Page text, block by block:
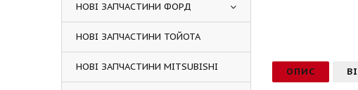
ОПИС
НОВІ ЗАПЧАСТИНИ ФОРД
НОВІ ЗАПЧАСТИНИ ТОЙОТА
НОВІ ЗАПЧАСТИНИ MITSUBISHI